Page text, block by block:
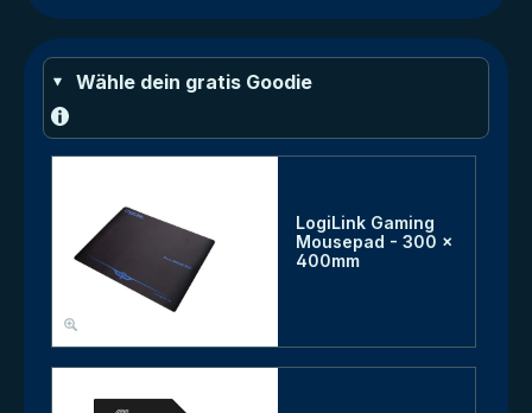
Wähle dein gratis Goodie
LogiLink Gaming
Mousepad - 300 x
400mm